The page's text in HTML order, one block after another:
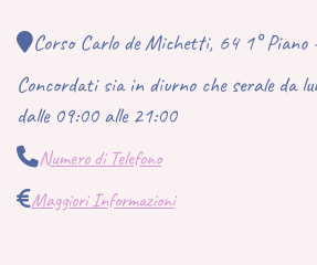
Corso Carlo de Michetti, 64 1° Piano
Concordati sia in diurno che serale da
dalle 09:00 alle 21:00
Numero di Telefono
Maggiori Informazioni